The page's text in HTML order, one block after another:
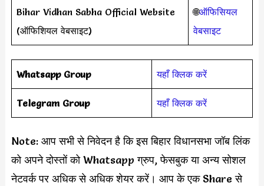
Bihar Vidhan Sabha Official Website
(ऑफिशियल वेबसाइट)
🌐ऑफिसियल
वेबसाइट
Whatsapp Group यहाँ क्लिक करें
Telegram Group यहाँ क्लिक करें
Note: आप सभी से निवेदन है कि इस बिहार विधानसभा जॉब लिंक
को अपने दोस्तों को Whatsapp ग्रुप, फेसबुक या अन्य सोशल
नेटवर्क पर अधिक से अधिक शेयर करें। आप के एक Share से